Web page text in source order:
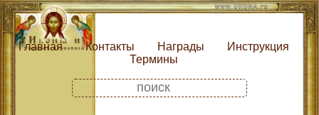
Главная Контакты Награды
Инструкция
Термины